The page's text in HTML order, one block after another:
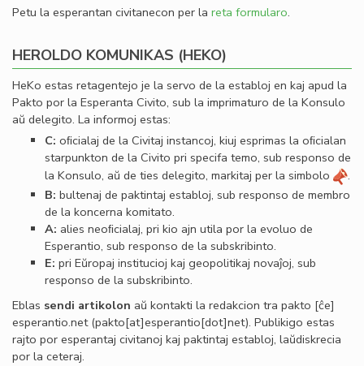
Petu la esperantan civitanecon per la reta formularo.
HEROLDO KOMUNIKAS (HEKO)
HeKo estas retagentejo je la servo de la establoj en kaj apud la
Pakto por la Esperanta Civito, sub la imprimaturo de la Konsulo
aŭ delegito. La informoj estas:
C: oﬁcialaj de la Civitaj instancoj, kiuj esprimas la oﬁcialan
starpunkton de la Civito pri specifa temo, sub responso de
la Konsulo, aŭ de ties delegito, markitaj per la simbolo
.
B: bultenaj de paktintaj establoj, sub responso de membro
de la koncerna komitato.
A: alies neoﬁcialaj, pri kio ajn utila por la evoluo de
Esperantio, sub responso de la subskribinto.
E: pri Eŭropaj institucioj kaj geopolitikaj novaĵoj, sub
responso de la subskribinto.
Eblas sendi artikolon aŭ kontakti la redakcion tra pakto [ĉe]
esperantio.net(pakto[at]esperantio[dot]net). Publikigo estas
rajto por esperantaj civitanoj kaj paktintaj establoj, laŭdiskrecia
por la ceteraj.